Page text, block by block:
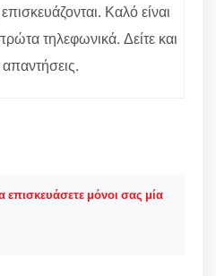
Καλό είναι
τηλεφωνικά. Δείτε και
μόνοι σας μία